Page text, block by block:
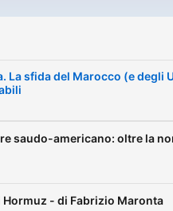
mattina, un
app di Limes
La sfida del Marocco (e degli
saudo-americano: oltre la
- di Fabrizio Maronta